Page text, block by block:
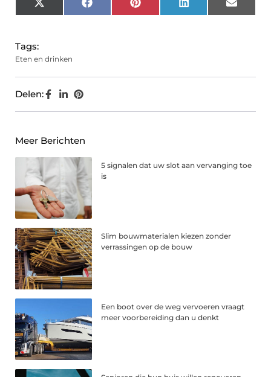
X
(Twitter)
FacebookPinterest LinkedIn Email
Tags:
Eten en drinken
Delen:
Meer Berichten
5 signalen dat uw slot aan vervanging toe
is
Slim bouwmaterialen kiezen zonder
verrassingen op de bouw
Een boot over de weg vervoeren vraagt
meer voorbereiding dan u denkt